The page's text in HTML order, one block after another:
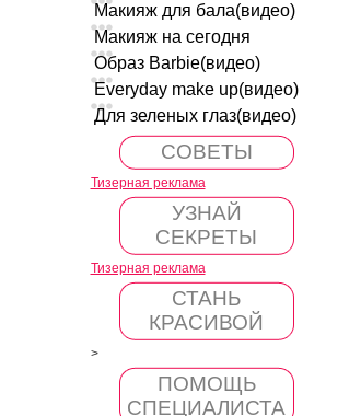
Макияж для бала(видео)
Макияж на сегодня
Образ Barbie(видео)
Everyday make up(видео)
Для зеленых глаз(видео)
СОВЕТЫ
Тизерная реклама
УЗНАЙ
СЕКРЕТЫ
Тизерная реклама
СТАНЬ
КРАСИВОЙ
>
ПОМОЩЬ
СПЕЦИАЛИСТА